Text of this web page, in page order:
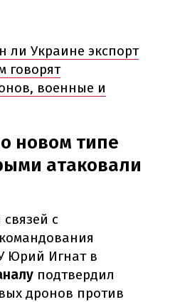
ли Украине экспорт
говорят
военные и
новом типе
атаковали
с
Юрий Игнат в
подтвердил
дронов против